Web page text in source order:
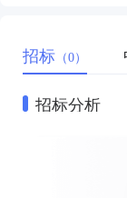
招标 （0）
招标分析